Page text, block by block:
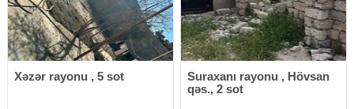
Xəzər rayonu , 5 sot
Suraxanı rayonu , Hövsan
qəs., 2 sot